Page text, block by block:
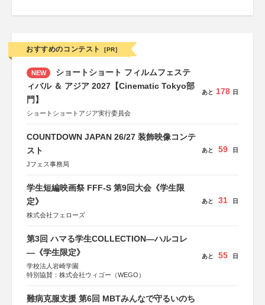
おすすめのコンテスト [PR]
NEW
ショートショート フィルムフェステ
ィバル ＆ アジア 2027【Cinematic Tokyo部
門】
ショートショートアジア実行委員会
あと 178 日
COUNTDOWN JAPAN 26/27 装飾映像コンテ
スト
Jフェス事務局
あと 59 日
学生短編映画祭 FFF-S 第9回大会《学生限
定》
株式会社フェローズ
あと 31 日
第3回 ハマる学生COLLECTION―ハルコレ
―《学生限定》
学校法人岩崎学園
特別協賛：株式会社ウィゴー（WEGO）
あと 55 日
難病克服支援 第6回 MBTみんなで守るいのち